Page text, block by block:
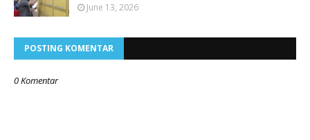
June 13, 2026
POSTING KOMENTAR
0 Komentar